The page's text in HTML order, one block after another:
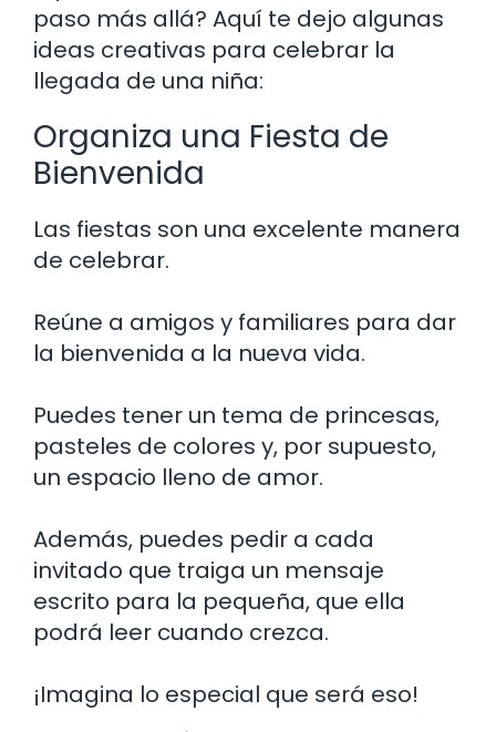
paso más allá? Aquí te dejo algunas
ideas creativas para celebrar la
llegada de una niña:
Organiza una Fiesta de
Bienvenida
Las fiestas son una excelente manera
de celebrar.
Reúne a amigos y familiares para dar
la bienvenida a la nueva vida.
Puedes tener un tema de princesas,
pasteles de colores y, por supuesto,
un espacio lleno de amor.
Además, puedes pedir a cada
invitado que traiga un mensaje
escrito para la pequeña, que ella
podrá leer cuando crezca.
¡Imagina lo especial que será eso!